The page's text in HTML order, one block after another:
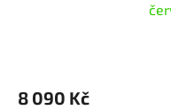
8 090 Kč